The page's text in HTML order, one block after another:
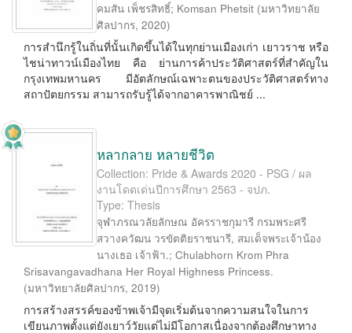
คมสัน เพ็ชรสิทธิ์; Komsan Phetsit (มหาวิทยาลัย
ศิลปากร, 2020)
การสำนึกรู้ในถิ่นที่นั้นเกิดขึ้นได้ในทุกย่านเมืองเก่า เยาวราช หรือ
ไชน่าทาวน์เมืองไทย คือ ย่านการค้าประวัติศาสตร์ที่สำคัญใน
กรุงเทพมหานคร มีอัตลักษณ์เฉพาะตนของประวัติศาสตร์ทาง
สถาปัตยกรรม สามารถรับรู้ได้จากอาคารพาณิชย์ ...
หลากลาย หลายชีวิต
Collection: Pride & Awards 2020 - PSG / ผล
งานโดดเด่นปีการศึกษา 2563 - จปภ.
Type: Thesis
จุฬาภรณวลัยลักษณ อัครราชกุมารี กรมพระศรี
สวางควัฒน วรขัตติยราชนารี, สมเด็จพระเจ้าน้อง
นางเธอ เจ้าฟ้า.; Chulabhorn Krom Phra
Srisavangavadhana Her Royal Highness Princess.
(มหาวิทยาลัยศิลปากร, 2019)
การสร้างสรรค์ของข้าพเจ้ามีจุดเริ่มต้นจากความสนใจในการ
เขียนภาพตั้งแต่ยังเยาว์วัยแต่ไม่มีโอกาสเนื่องจากต้องศึกษาทาง